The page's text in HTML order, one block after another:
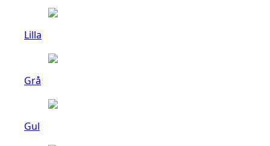
Lilla
Grå
Gul